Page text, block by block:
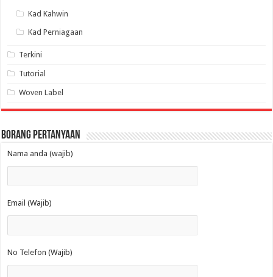
Kad Kahwin
Kad Perniagaan
Terkini
Tutorial
Woven Label
Borang Pertanyaan
Nama anda (wajib)
Email (Wajib)
No Telefon (Wajib)